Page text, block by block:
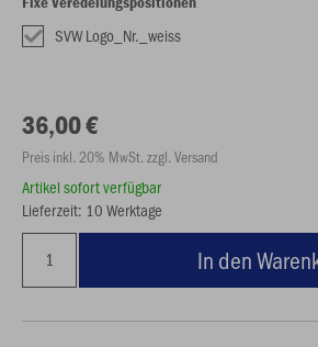
SVW Logo_Nr._weiss
36,00 €
Preis inkl. 20% MwSt. zzgl. Versand
Artikel sofort verfügbar
Lieferzeit: 10 Werktage
In den